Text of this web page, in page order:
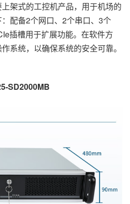
式的工控机产品，用于机场的
配备2个网口、2个串口、3个
插槽用于扩展功能。在软件方
系统，以确保系统的安全可靠。
SD2000MB